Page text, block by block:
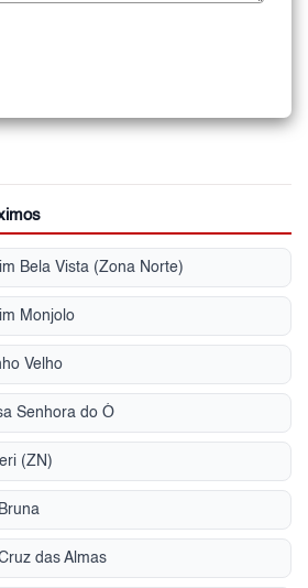
Bela Vista (Zona Norte)
Monjolo
Velho
Senhora do Ó
(ZN)
das Almas